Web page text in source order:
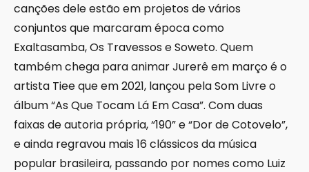
canções dele estão em projetos de vários
conjuntos que marcaram época como
Exaltasamba, Os Travessos e Soweto. Quem
também chega para animar Jurerê em março é o
artista Tiee que em 2021, lançou pela Som Livre o
álbum “As Que Tocam Lá Em Casa”. Com duas
faixas de autoria própria, “190” e “Dor de Cotovelo”,
e ainda regravou mais 16 clássicos da música
popular brasileira, passando por nomes como Luiz